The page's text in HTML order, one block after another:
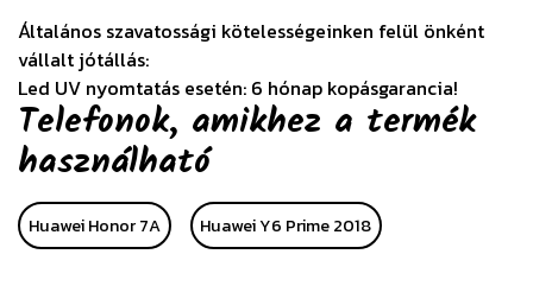
Általános szavatossági kötelességeinken felül önként
vállalt jótállás:
Led UV nyomtatás esetén: 6 hónap kopásgarancia!
Telefonok, amikhez a termék
használható
Huawei Honor 7A Huawei Y6 Prime 2018